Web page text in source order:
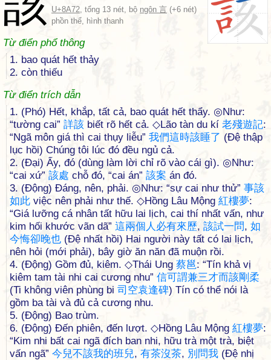
U+8A72, tổng 13 nét, bộ ngôn 言 (+6 nét)
phồn thể, hình thanh
Từ điển phổ thông
1. bao quát hết thảy
2. còn thiếu
Từ điển trích dẫn
1. (Phó) Hết, khắp, tất cả, bao quát hết thẩy. ◎Như:
“tường cai” 詳該 biết rõ hết cả. ◇Lão tàn du kí 老殘遊記:
“Ngã môn giá thì cai thụy liễu” 我們這時該睡了 (Đệ thập
lục hồi) Chúng tôi lúc đó đều ngủ cả.
2. (Đại) Ấy, đó (dùng làm lời chỉ rõ vào cái gì). ◎Như:
“cai xứ” 該處 chỗ đó, “cai án” 該案 án đó.
3. (Động) Đáng, nên, phải. ◎Như: “sự cai như thử” 事該
如此 việc nên phải như thế. ◇Hồng Lâu Mộng 紅樓夢:
“Giá lưỡng cá nhân tất hữu lai lịch, cai thí nhất vấn, như
kim hối khước vãn dã” 這兩個 人 必有來歷, 該試一問, 如
今悔卻晚也 (Đệ nhất hồi) Hai người này tất có lai lịch,
nên hỏi (mới phải), bây giờ ăn năn đã muộn rồi.
4. (Động) Gồm đủ, kiêm. ◇Thái Ung 蔡邕: “Tín khả vị
kiêm tam tài nhi cai cương nhu” 信可謂兼三才而該剛柔
(Ti không viên phùng bi 司 空袁逢碑) Tín có thể nói là
gồm ba tài và đủ cả cương nhu.
5. (Động) Bao trùm.
6. (Động) Đến phiên, đến lượt. ◇Hồng Lâu Mộng 紅樓夢:
“Kim nhi bất cai ngã đích ban nhi, hữu trà một trà, biệt
vấn ngã” 今兒不該我的班兒, 有茶沒茶, 別 問我 (Đệ nhị